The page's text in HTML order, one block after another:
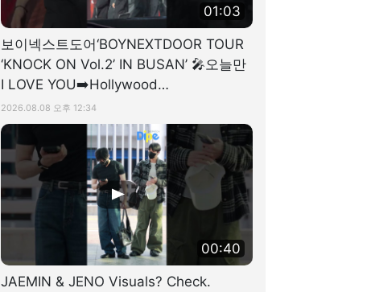
01:03
보이넥스트도어‘BOYNEXTDOOR TOUR
‘KNOCK ON Vol.2’ IN BUSAN’ 🎤오늘만
I LOVE YOU➡️Hollywood
Action➡️ADIOS!🎶
2026.08.08 오후 12:34
00:40
JAEMIN & JENO Visuals? Check.